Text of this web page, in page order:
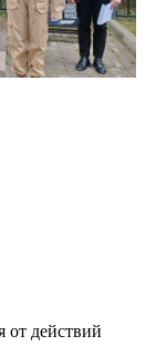
действий